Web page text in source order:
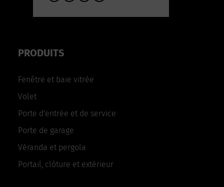
PRODUITS
Fenêtre et baie vitrée
Volet
Porte d'entrée et de service
Porte de garage
Véranda et pergola
Portail, clôture et extérieur